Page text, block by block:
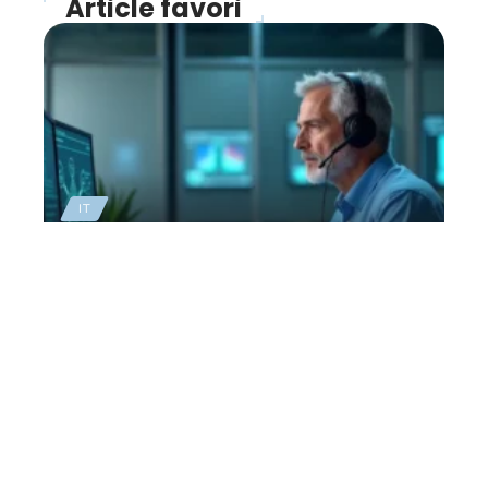
Article favori
IT